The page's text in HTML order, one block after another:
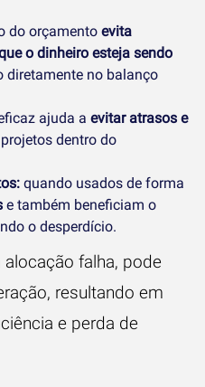
do orçamento evita
o dinheiro esteja sendo
diretamente no balanço
ajuda a evitar atrasos e
dentro do
quando usados de forma
e também beneficiam o
o desperdício.
falha, pode
resultando em
e perda de